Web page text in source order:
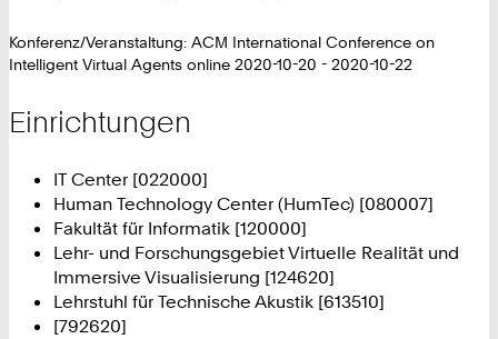
Konferenz/Veranstaltung: ACM International Conference on
Intelligent Virtual Agents online 2020-10-20 - 2020-10-22
Einrichtungen
IT Center [022000]
Human Technology Center (HumTec) [080007]
Fakultät für Informatik [120000]
Lehr- und Forschungsgebiet Virtuelle Realität und
Immersive Visualisierung [124620]
Lehrstuhl für Technische Akustik [613510]
[792620]